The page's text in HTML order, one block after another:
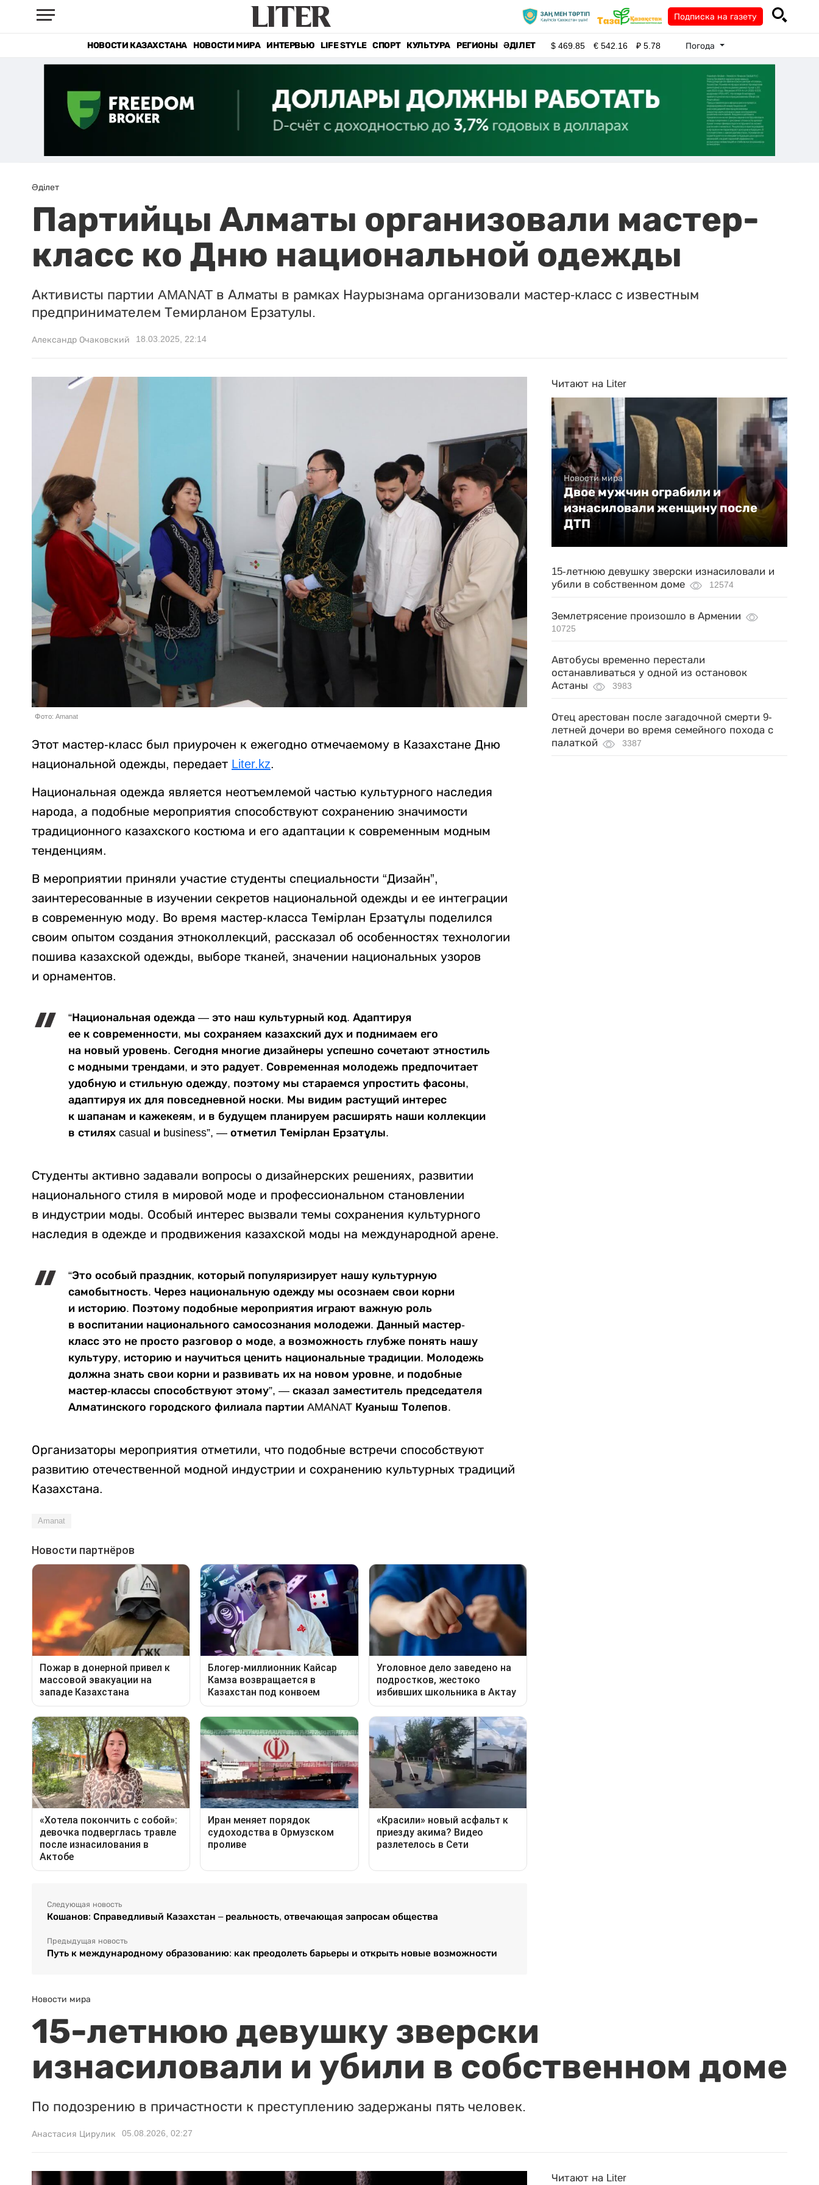
Подписка на газету
НОВОСТИ КАЗАХСТАНА НОВОСТИ МИРА ИНТЕРВЬЮ LIFE STYLE СПОРТ КУЛЬТУРА РЕГИОНЫ ӘДІЛЕТ $469.85 €542.16 ₽5.78 Погода
Әділет
Партийцы Алматы организовали мастер-
класс ко Дню национальной одежды
Активисты партии AMANAT в Алматы в рамках Наурызнама организовали мастер-класс с известным
предпринимателем Темирланом Ерзатулы.
Александр Очаковский 18.03.2025, 22:14
Фото: Amanat
Этот мастер-класс был приурочен к ежегодно отмечаемому в Казахстане Дню
национальной одежды, передает Liter.kz.
Национальная одежда является неотъемлемой частью культурного наследия
народа, а подобные мероприятия способствуют сохранению значимости
традиционного казахского костюма и его адаптации к современным модным
тенденциям.
В мероприятии приняли участие студенты специальности “Дизайн”,
заинтересованные в изучении секретов национальной одежды и ее интеграции
в современную моду. Во время мастер-класса Темірлан Ерзатұлы поделился
своим опытом создания этноколлекций, рассказал об особенностях технологии
пошива казахской одежды, выборе тканей, значении национальных узоров
и орнаментов.
“Национальная одежда — это наш культурный код. Адаптируя
ее к современности, мы сохраняем казахский дух и поднимаем его
на новый уровень. Сегодня многие дизайнеры успешно сочетают этностиль
с модными трендами, и это радует. Современная молодежь предпочитает
удобную и стильную одежду, поэтому мы стараемся упростить фасоны,
адаптируя их для повседневной носки. Мы видим растущий интерес
к шапанам и кажекеям, и в будущем планируем расширять наши коллекции
в стилях casual и business”, — отметил Темірлан Ерзатұлы.
Студенты активно задавали вопросы о дизайнерских решениях, развитии
национального стиля в мировой моде и профессиональном становлении
в индустрии моды. Особый интерес вызвали темы сохранения культурного
наследия в одежде и продвижения казахской моды на международной арене.
“Это особый праздник, который популяризирует нашу культурную
самобытность. Через национальную одежду мы осознаем свои корни
и историю. Поэтому подобные мероприятия играют важную роль
в воспитании национального самосознания молодежи. Данный мастер-
класс это не просто разговор о моде, а возможность глубже понять нашу
культуру, историю и научиться ценить национальные традиции. Молодежь
должна знать свои корни и развивать их на новом уровне, и подобные
мастер-классы способствуют этому”, — сказал заместитель председателя
Алматинского городского филиала партии AMANAT Куаныш Толепов.
Организаторы мероприятия отметили, что подобные встречи способствуют
развитию отечественной модной индустрии и сохранению культурных традиций
Казахстана.
Amanat
Следующая новость
Кошанов: Справедливый Казахстан – реальность, отвечающая запросам общества
Предыдущая новость
Путь к международному образованию: как преодолеть барьеры и открыть новые возможности
Читают на Liter
Новости мира
Двое мужчин ограбили и
изнасиловали женщину после
ДТП
15-летнюю девушку зверски изнасиловали и
убили в собственном доме
12574
Землетрясение произошло в Армении
10725
Автобусы временно перестали
останавливаться у одной из остановок
Астаны
3983
Отец арестован после загадочной смерти 9-
летней дочери во время семейного похода с
палаткой
3387
Новости мира
15-летнюю девушку зверски
изнасиловали и убили в собственном доме
По подозрению в причастности к преступлению задержаны пять человек.
Анастасия Цирулик 05.08.2026, 02:27
Читают на Liter